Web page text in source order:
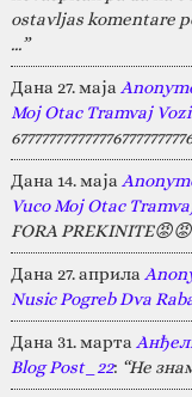
ostavljas komentare
…”
Дана 27. маја
Moj Otac Tramvaj Vozi
Дана 14. маја
Vuco Moj Otac
FORA
Дана 27. априла
Nusic Pogreb Dva
Дана 31. марта
Blog Post_22: “Не